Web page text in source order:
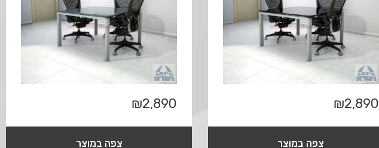
₪2,890
צפה במוצר
₪2,890
צפה במוצר